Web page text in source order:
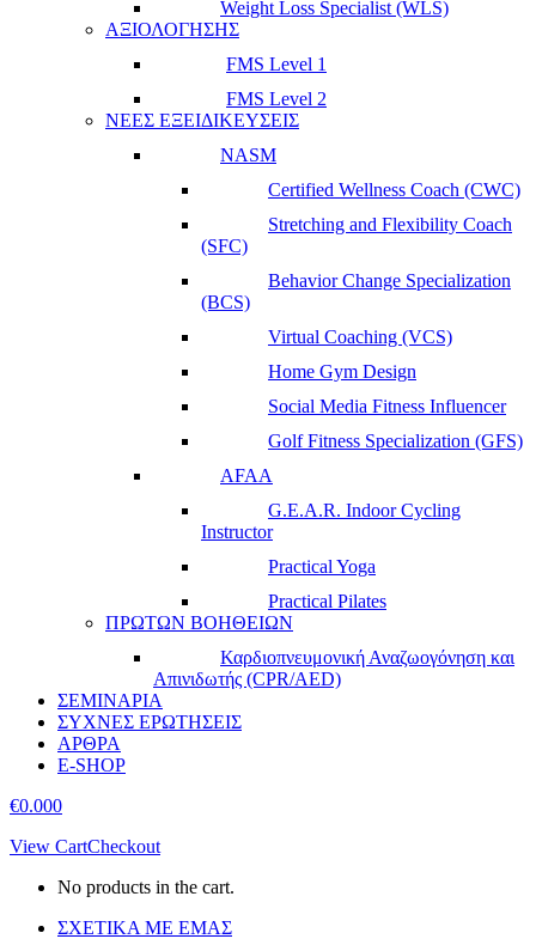
Weight Loss Specialist (WLS)
ΑΞΙΟΛΟΓΗΣΗΣ
FMS Level 1
FMS Level 2
ΝΕΕΣ ΕΞΕΙΔΙΚΕΥΣΕΙΣ
NASM
Certified Wellness Coach (CWC)
Stretching and Flexibility Coach
(SFC)
Behavior Change Specialization
(BCS)
Virtual Coaching (VCS)
Home Gym Design
Social Media Fitness Influencer
Golf Fitness Specialization (GFS)
AFAA
G.E.A.R. Indoor Cycling
Instructor
Practical Yoga
Practical Pilates
ΠΡΩΤΩΝ ΒΟΗΘΕΙΩΝ
Καρδιοπνευμονική Αναζωογόνηση και
Απινιδωτής (CPR/AED)
ΣΕΜΙΝΑΡΙΑ
ΣΥΧΝΕΣ ΕΡΩΤΗΣΕΙΣ
ΑΡΘΡΑ
E-SHOP
€0.000
View CartCheckout
No products in the cart.
ΣΧΕΤΙΚΑ ΜΕ ΕΜΑΣ